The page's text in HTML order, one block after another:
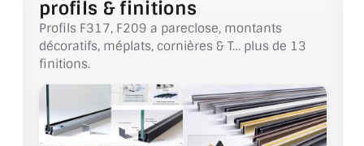
PAROI DE DOUCHE
VERRE FEUILLETÉ
VERRE ANTI-REFLET
VERRE LAQUÉ/CRÉDENCE
profils & finitions
Profils F317, F209 a pareclose, montants
décoratifs, méplats, cornières & T… plus de 13
finitions.